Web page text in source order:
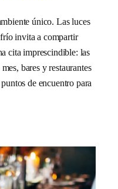
único. Las luces
invita a compartir
cita imprescindible: las
bares y restaurantes
de encuentro para